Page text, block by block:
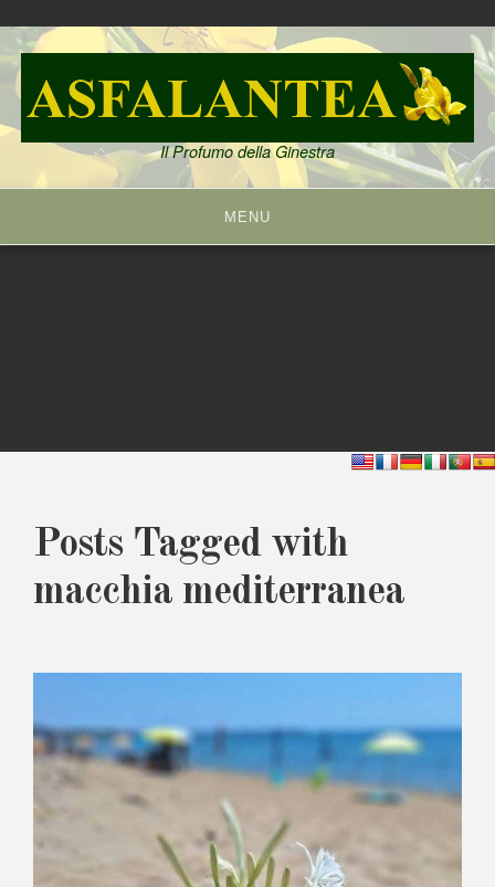
Skip
to
content
Il Profumo della Ginestra
MENU
Posts Tagged with
macchia mediterranea